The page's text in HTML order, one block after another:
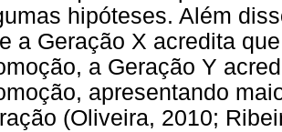
hipóteses. Além
a Geração X acredita
a Geração Y
apresentando
(Oliveira, 2010;